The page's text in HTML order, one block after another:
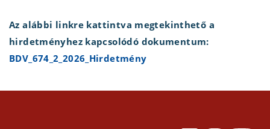
Az alábbi linkre kattintva megtekinthető a
hirdetményhez kapcsolódó dokumentum:
BDV_674_2_2026_Hirdetmény